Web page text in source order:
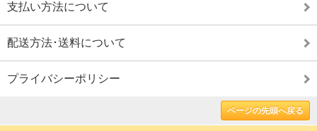
支払い方法について
配送方法･送料について
プライバシーポリシー
ページの先頭へ戻る